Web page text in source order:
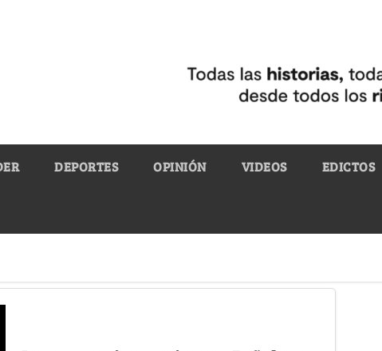
DEPORTES OPINIÓN VIDEOS EDICTOS